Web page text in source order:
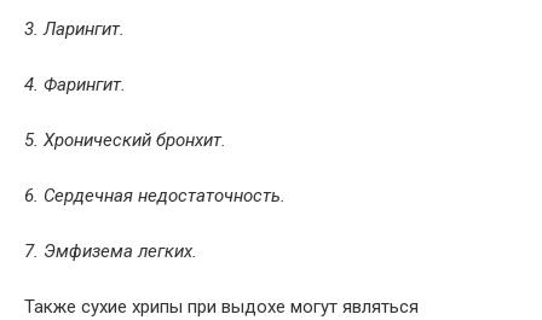
3. Ларингит.
4. Фарингит.
5. Хронический бронхит.
6. Сердечная недостаточность.
7. Эмфизема легких.
Также сухие хрипы при выдохе могут являться